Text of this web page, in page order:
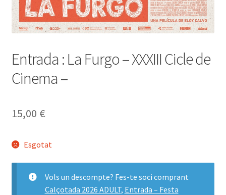
Entrada : La Furgo – XXXIII Cicle de
Cinema –
15,00 €
Esgotat
Vols un descompte? Fes-te soci comprant
Calçotada 2026 ADULT, Entrada – Festa